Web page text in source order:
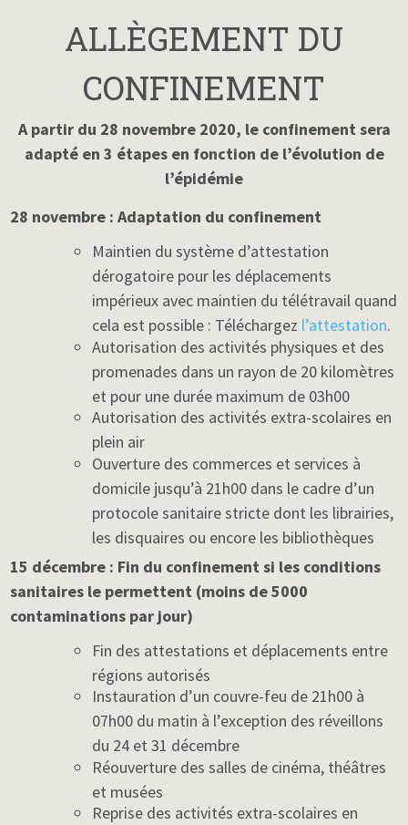
ALLÈGEMENT DU
CONFINEMENT
A partir du 28 novembre 2020, le confinement sera
adapté en 3 étapes en fonction de l’évolution de
l’épidémie
28 novembre : Adaptation du confinement
Maintien du système d’attestation
dérogatoire pour les déplacements
impérieux avec maintien du télétravail quand
cela est possible : Téléchargez l’attestation.
Autorisation des activités physiques et des
promenades dans un rayon de 20 kilomètres
et pour une durée maximum de 03h00
Autorisation des activités extra-scolaires en
plein air
Ouverture des commerces et services à
domicile jusqu’à 21h00 dans le cadre d’un
protocole sanitaire stricte dont les librairies,
les disquaires ou encore les bibliothèques
15 décembre : Fin du confinement si les conditions
sanitaires le permettent (moins de 5000
contaminations par jour)
Fin des attestations et déplacements entre
régions autorisés
Instauration d’un couvre-feu de 21h00 à
07h00 du matin à l’exception des réveillons
du 24 et 31 décembre
Réouverture des salles de cinéma, théâtres
et musées
Reprise des activités extra-scolaires en